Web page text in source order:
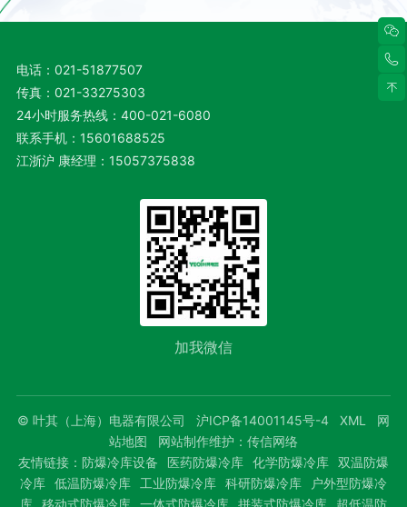
电话： 021-51877507
传真： 021-33275303
24小时服务热线： 400-021-6080
联系手机： 15601688525
江浙沪 康经理： 15057375838
加我微信
© 叶其（上海）电器有限公司 沪ICP备14001145号-4 XML
网
站地图 网站制作维护： 传信网络
友情链接： 防爆冷库设备 医药防爆冷库 化学防爆冷库 双温防爆
冷库 低温防爆冷库 工业防爆冷库 科研防爆冷库
户外型防爆冷